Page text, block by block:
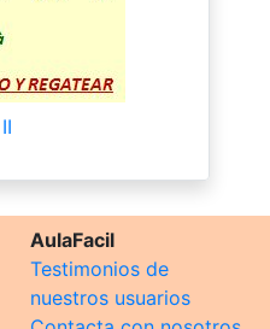
AulaFacil
Testimonios de
nuestros usuarios